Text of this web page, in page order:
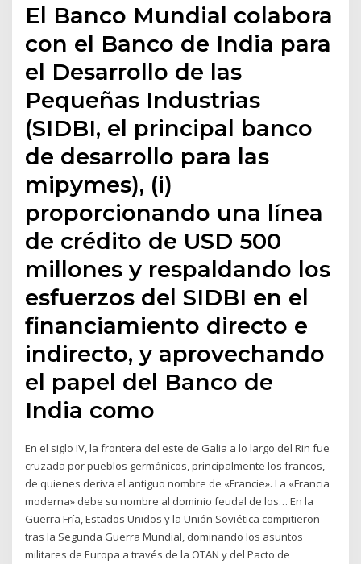
El Banco Mundial colabora
con el Banco de India para
el Desarrollo de las
Pequeñas Industrias
(SIDBI, el principal banco
de desarrollo para las
mipymes), (i)
proporcionando una línea
de crédito de USD 500
millones y respaldando los
esfuerzos del SIDBI en el
financiamiento directo e
indirecto, y aprovechando
el papel del Banco de
India como
En el siglo IV, la frontera del este de Galia a lo largo del Rin fue
cruzada por pueblos germánicos, principalmente los francos,
de quienes deriva el antiguo nombre de «Francie». La «Francia
moderna» debe su nombre al dominio feudal de los… En la
Guerra Fría, Estados Unidos y la Unión Soviética compitieron
tras la Segunda Guerra Mundial, dominando los asuntos
militares de Europa a través de la OTAN y del Pacto de